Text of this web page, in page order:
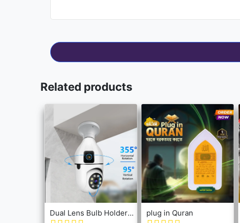
Related products
Dual Lens Bulb Holder Camera V380 Pro Apps 1080p full Hd Resulation cctv camera plug in Quran